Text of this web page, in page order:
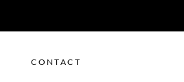
CONTACT